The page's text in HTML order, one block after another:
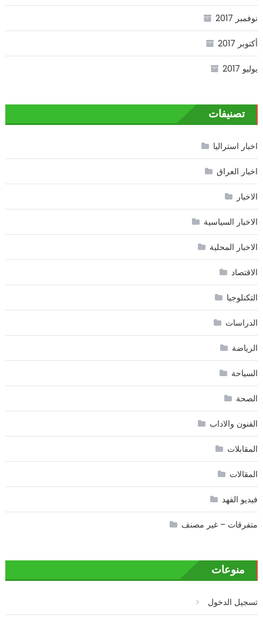
نوفمبر 2017
أكتوبر 2017
يوليو 2017
تصنيفات
اخبار استراليا
اخبار العراق
الاخبار
الاخبار السياسية
الاخبار المحلية
الاقتصاد
التكنلوجيا
الدراسات
الرياضة
السياحة
الصحة
الفنون والاداب
المقابلات
المقالات
فيديو الفهد
متفرقات – غير مصنف
منوعات
تسجيل الدخول